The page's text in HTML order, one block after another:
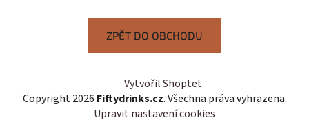
ZPĚT DO OBCHODU
Vytvořil Shoptet
Copyright 2026 Fiftydrinks.cz. Všechna práva vyhrazena.
Upravit nastavení cookies